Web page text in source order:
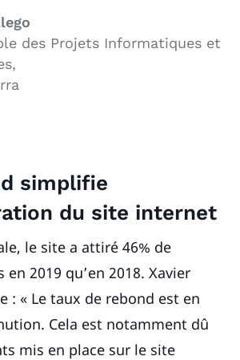
des Projets Informatiques et
simplifie
du site internet
le site a attiré 46% de
2019 qu’en 2018. Xavier
: « Le taux de rebond est en
Cela est notamment dû
mis en place sur le site